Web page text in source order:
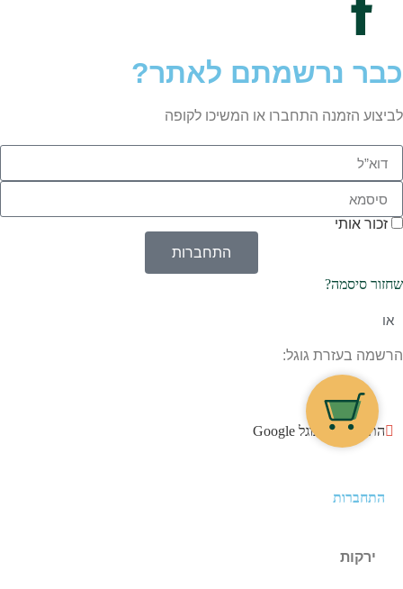
כבר נרשמתם לאתר?
לביצוע הזמנה התחברו או המשיכו לקופה
זכור אותי
התחברות
שחזור סיסמה?
או
הרשמה בעזרת גוגל:
התחברו עם גוגל Google
התחברות
ירקות